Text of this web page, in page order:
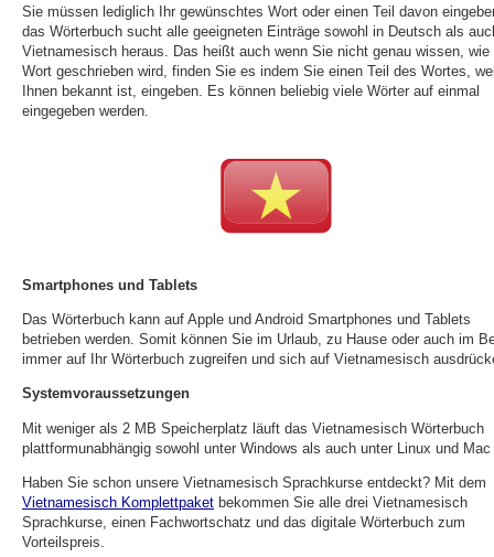
Sie müssen lediglich Ihr gewünschtes Wort oder einen Teil davon
das Wörterbuch sucht alle geeigneten Einträge sowohl in Deutsch als
Vietnamesisch heraus. Das heißt auch wenn Sie nicht genau wissen, wie
Wort geschrieben wird, finden Sie es indem Sie einen Teil des Wortes,
Ihnen bekannt ist, eingeben. Es können beliebig viele Wörter auf einmal
eingegeben werden.
Smartphones und Tablets
Das Wörterbuch kann auf Apple und Android Smartphones und Tablets
betrieben werden. Somit können Sie im Urlaub, zu Hause oder auch im
immer auf Ihr Wörterbuch zugreifen und sich auf Vietnamesisch
Systemvoraussetzungen
Mit weniger als 2 MB Speicherplatz läuft das Vietnamesisch Wörterbuch
plattformunabhängig sowohl unter Windows als auch unter Linux und
Haben Sie schon unsere Vietnamesisch Sprachkurse entdeckt? Mit dem
Vietnamesisch Komplettpaket bekommen Sie alle drei Vietnamesisch
Sprachkurse, einen Fachwortschatz und das digitale Wörterbuch zum
Vorteilspreis.